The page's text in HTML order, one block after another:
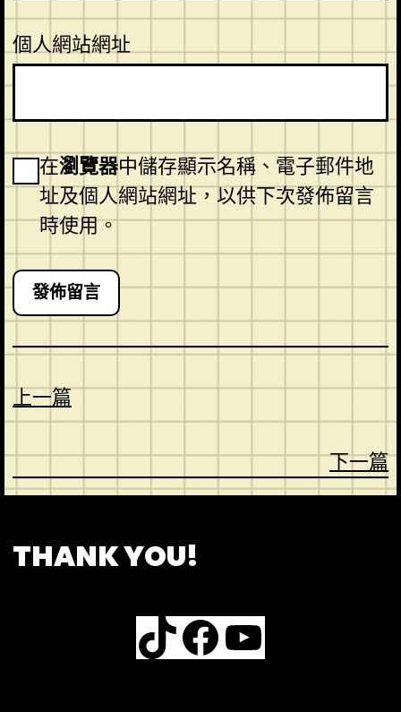
個人網站網址
在瀏覽器中儲存顯示名稱、電子郵件地
址及個人網站網址，以供下次發佈留言
時使用。
上一篇
下一篇
THANK YOU!
TikTok Facebook YouTube